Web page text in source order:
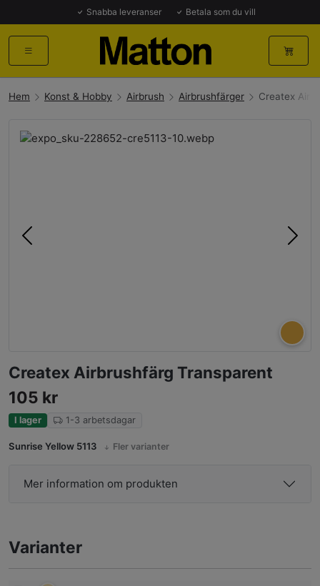
Snabba leveranser Betala som du vill
Hem Konst & Hobby Airbrush Airbrushfärger Createx
Föregående Nästa
Createx Airbrushfärg Transparent
105 kr
I lager 1-3 arbetsdagar
Sunrise Yellow 5113 Fler varianter
Mer information om produkten
Varianter